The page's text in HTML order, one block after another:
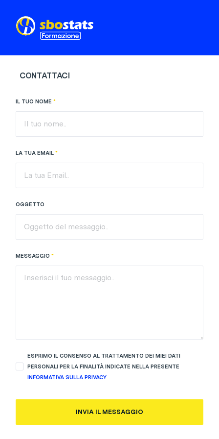
CONTATTACI
IL TUO NOME *
LA TUA EMAIL *
OGGETTO
MESSAGGIO *
ESPRIMO IL CONSENSO AL TRATTAMENTO DEI MIEI DATI
PERSONALI PER LA FINALITÀ INDICATE NELLA PRESENTE
INFORMATIVA SULLA PRIVACY
INVIA IL MESSAGGIO